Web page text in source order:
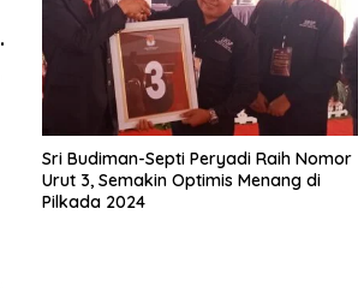
Sri Budiman-Septi Peryadi Raih Nomor
Urut 3, Semakin Optimis Menang di
Pilkada 2024